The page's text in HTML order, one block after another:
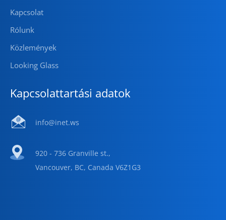
Kapcsolat
Rólunk
Közlemények
Looking Glass
Kapcsolattartási adatok
info@inet.ws
920 - 736 Granville st.,
Vancouver, BC, Canada V6Z1G3